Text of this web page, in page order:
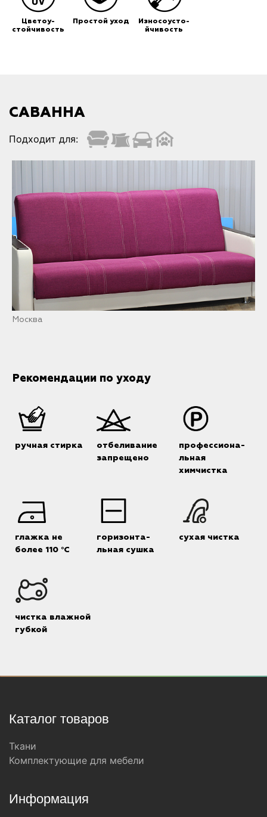
Цветоу-
стойчивость
Простой уход
Износоусто-
йчивость
САВАННА
Подходит для:
Москва
Рекомендации по уходу
ручная стирка
отбеливание
запрещено
профессиона-
льная
химчистка
глажка не
более 110 °C
горизонта-
льная сушка
сухая чистка
чистка влажной
губкой
Каталог товаров
Ткани
Комплектующие для мебели
Информация